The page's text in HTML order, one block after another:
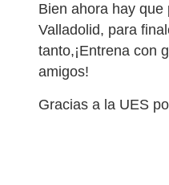
Bien ahora hay
Valladolid, para
tanto,¡Entrena con
amigos!
Gracias a la UES